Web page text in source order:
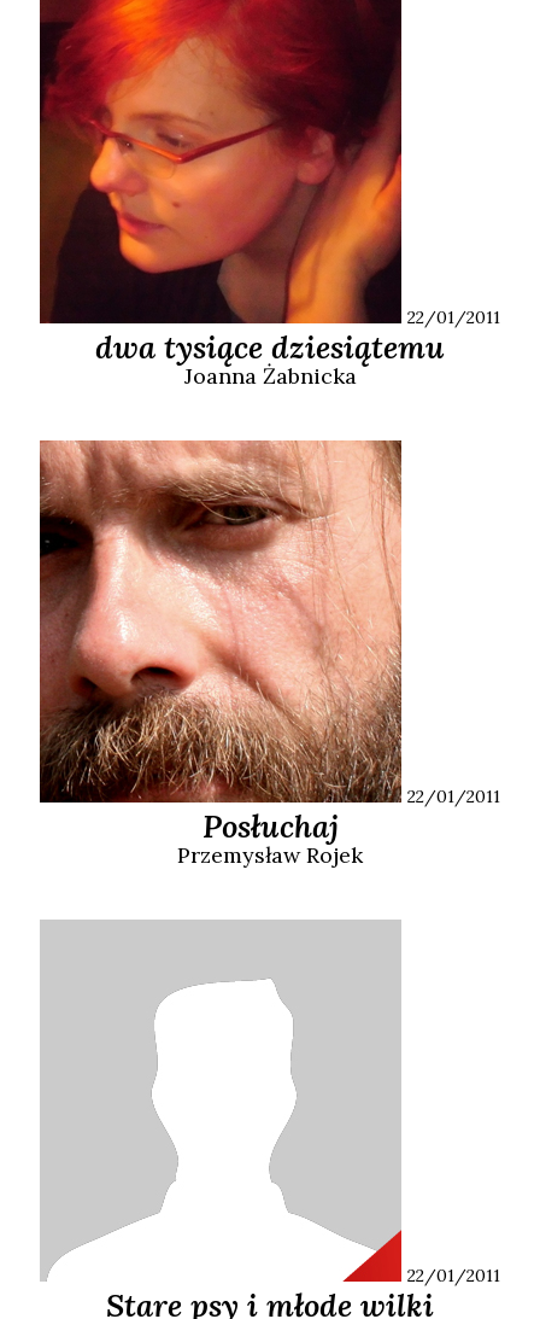
22/01/2011
dwa tysiące dziesiątemu
Joanna Żabnicka
22/01/2011
Posłuchaj
PrzemysławRojek
22/01/2011
Stare psy i młode wilki